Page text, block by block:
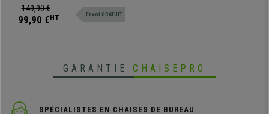
touche moderne aux salles
d'attente de conférences.
149,90 €
99,90 € HT Envoi GRATUIT
GARANTIE CHAISEPRO
SPÉCIALISTES EN CHAISES DE BUREAU